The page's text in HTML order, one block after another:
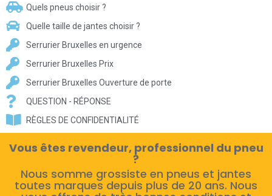
Quels pneus choisir ?
Quelle taille de jantes choisir ?
Serrurier Bruxelles en urgence
Serrurier Bruxelles Prix
Serrurier Bruxelles Ouverture de porte
QUESTION - RÉPONSE
RÈGLES DE CONFIDENTIALITÉ
Vous êtes revendeur, professionnel du pneu
?
Nous somme grossiste en pneus et jantes
toutes marques depuis plus de 20 ans. Nous